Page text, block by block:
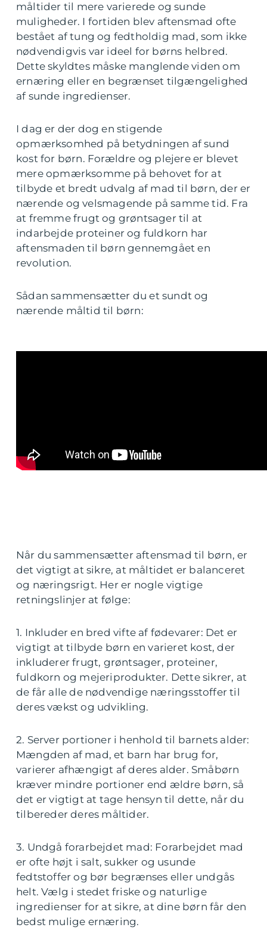
måltider til mere varierede og sunde
muligheder. I fortiden blev aftensmad ofte
bestået af tung og fedtholdig mad, som ikke
nødvendigvis var ideel for børns helbred.
Dette skyldtes måske manglende viden om
ernæring eller en begrænset tilgængelighed
af sunde ingredienser.
I dag er der dog en stigende
opmærksomhed på betydningen af sund
kost for børn. Forældre og plejere er blevet
mere opmærksomme på behovet for at
tilbyde et bredt udvalg af mad til børn, der er
nærende og velsmagende på samme tid. Fra
at fremme frugt og grøntsager til at
indarbejde proteiner og fuldkorn har
aftensmaden til børn gennemgået en
revolution.
Sådan sammensætter du et sundt og
nærende måltid til børn:
Når du sammensætter aftensmad til børn, er
det vigtigt at sikre, at måltidet er balanceret
og næringsrigt. Her er nogle vigtige
retningslinjer at følge:
1. Inkluder en bred vifte af fødevarer: Det er
vigtigt at tilbyde børn en varieret kost, der
inkluderer frugt, grøntsager, proteiner,
fuldkorn og mejeriprodukter. Dette sikrer, at
de får alle de nødvendige næringsstoffer til
deres vækst og udvikling.
2. Server portioner i henhold til barnets alder:
Mængden af mad, et barn har brug for,
varierer afhængigt af deres alder. Småbørn
kræver mindre portioner end ældre børn, så
det er vigtigt at tage hensyn til dette, når du
tilbereder deres måltider.
3. Undgå forarbejdet mad: Forarbejdet mad
er ofte højt i salt, sukker og usunde
fedtstoffer og bør begrænses eller undgås
helt. Vælg i stedet friske og naturlige
ingredienser for at sikre, at dine børn får den
bedst mulige ernæring.